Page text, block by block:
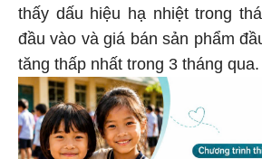
thấy dấu hiệu hạ nhiệt trong
đầu vào và giá bán sản phẩm
tăng thấp nhất trong 3 tháng qua.